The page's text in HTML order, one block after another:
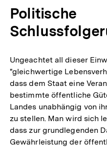
Politische
Ungeachtet all dieser
"gleichwertige
dass dem Staat eine
bestimmte öffentliche
Landes unabhängig von
zu stellen. Man wird sich
dass zur grundlegenden
Gewährleistung der